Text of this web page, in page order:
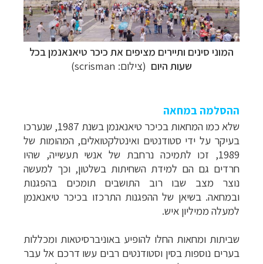
המוני סינים ותיירים מציפים את כיכר טיאנאנמן בכל
שעות היום (צילום: scrisman
)
ההסלמה במחאה
שלא כמו המחאות בכיכר טיאנאנמן בשנת 1987, שנערכו
בעיקר על ידי סטודנטים ואינטלקטואלים, המהומות של
1989, זכו לתמיכה נרחבת של אנשי תעשייה, שהיו
חרדים גם הם למידת השחיתות בשלטון, וכך למעשה
נוצר מצב שבו רוב התושבים תומכים בהפגנות
ובמחאה. בשיאן של ההפגנות התרכזו בכיכר טיאנאנמן
למעלה ממיליון איש.
שביתות ומחאות החלו להופיע באוניברסיטאות ומכללות
בערים נוספות בסין וסטודנטים רבים עשו דרכם אל עבר